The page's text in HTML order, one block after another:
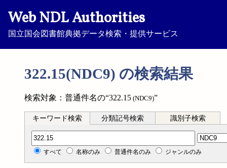
Web NDL Authorities
国立国会図書館典拠データ検索・提供サービス
322.15(NDC9) の検索結果
検索対象：普通件名の“322.15 (NDC9)”
キーワード検索 分類記号検索 識別子検索
分類記号検索
すべて 名称のみ 普通件名のみ ジャンルのみ